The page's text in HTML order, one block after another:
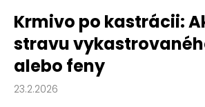
Krmivo po kastrácii:
stravu
alebo feny
23.2.2026